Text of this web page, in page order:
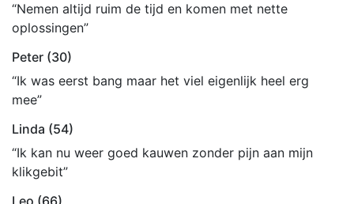
“Nemen altijd ruim de tijd en komen met nette
oplossingen”
Peter (30)
“Ik was eerst bang maar het viel eigenlijk heel erg
mee”
Linda (54)
“Ik kan nu weer goed kauwen zonder pijn aan mijn
klikgebit”
Leo (66)